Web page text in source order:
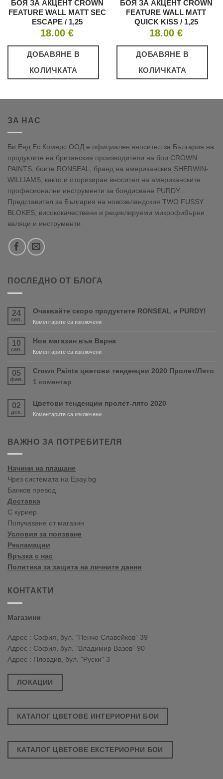
БОЯ ЗА АКЦЕНТ CROWN
FEATURE WALL MATT SEC
ESCAPE / 1,25
18.00 €
ДОБАВЯНЕ В
КОЛИЧКАТА
БОЯ ЗА АКЦЕНТ CROWN
FEATURE WALL MATT
QUICK KISS / 1,25
18.00 €
ДОБАВЯНЕ В
КОЛИЧКАТА
ЗА НАС
Би Енд Ес Комерс ООД е официален вносител за България на
продуктите на британския производители на бои CROWN
PAINTS, боите RONSEAL, бранд на американския SHERWIN-
WILLIAMS, както и оторизиран вносител на американските
професионални инструменти за боядисване PURDY.
Представител за България на новозеландския TWO FUSSY
BLOKES, висококачествени и рециклируеми микрофибърни
валяци и инструменти.
ПОСЛЕДНО ОТ БЛОГА
24
сеп.
Очаквайте скоро продуктите RONSEAL и PURDY!
Коментарите са изключениза
продуктите
RONSEAL
PURDY!
10
сеп.
Нов магазин във Варна
Коментарите са изключениза
05
фев.
Crown Paints цветови тенденции 2020 Пролет/Лято
1 коментар
цветови
тенденции
Лято
02
дек.
Цветови тенденции пролет-лято 2020
Коментарите са изключениза
пролет-
ВАЖНО ЗА ПОТРЕБИТЕЛЯ
Начини на плащане
Чрез системата на Epay.bg
Банков превод
Доставка
С куриер
Получаване от магазин
Условия за ползване
Рекламации
Връзка с нас
Политика за защита на личните данни
КОНТАКТИ
Магазини
Адрес : София, бул. “Пенчо Славейков” 39
Адрес : София, бул. “Владимир Вазов” 90
Адрес : Пловдив, бул. "Руски" 3
ЛОКАЦИИ
КАТАЛОГ ЦВЕТОВЕ ИНТЕРИОРНИ БОИ
КАТАЛОГ ЦВЕТОВЕ ЕКСТЕРИОРНИ БОИ